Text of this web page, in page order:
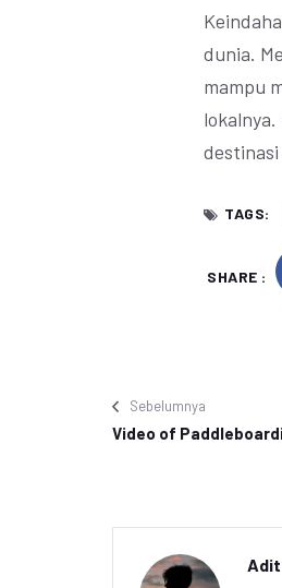
dunia.
mampu
TAGS:
SHARE :
Sebelumnya
Video of
Adit